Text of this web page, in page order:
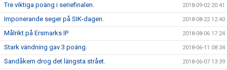
Tre viktiga poäng i seriefinalen. 2018-09-02 20:41
Imponerande seger på SIK-dagen. 2018-08-22 12:40
Målrikt på Ersmarks IP 2018-08-06 17:24
Stark vändning gav 3 poäng. 2018-06-11 08:34
Sandåkern drog det längsta strået. 2018-06-07 13:39